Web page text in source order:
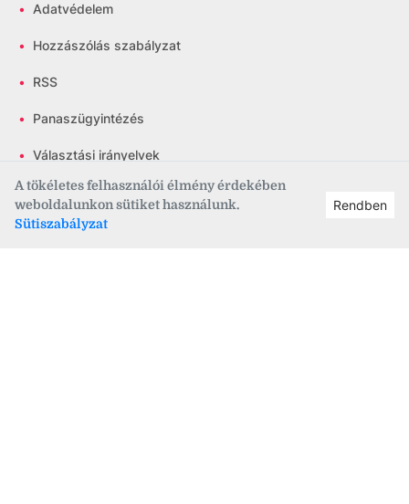
A tökéletes felhasználói élmény érdekében
weboldalunkon sütiket használunk.
Sütiszabályzat
Rendben
• Adatvédelem
• Hozzászólás szabályzat
• RSS
• Panaszügyintézés
• Választási irányelvek
Csatlakozz közösségünkhöz!